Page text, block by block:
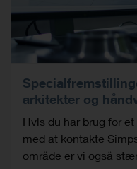
arkitekter og
Hvis du har brug for
med at kontakte
område er vi også